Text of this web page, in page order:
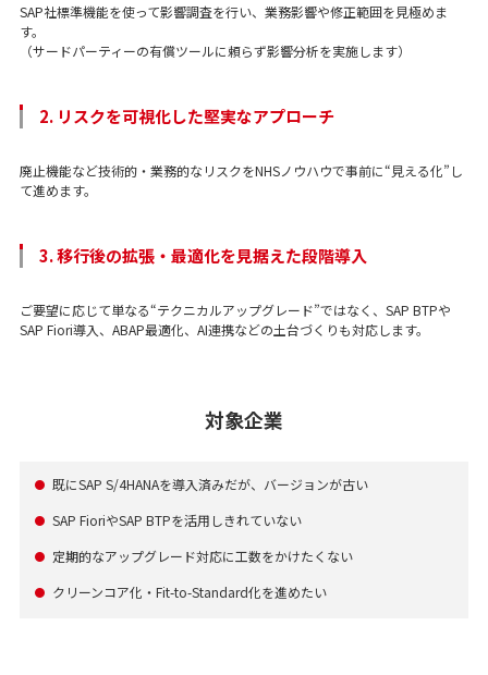
SAP社標準機能を使って影響調査を行い、業務影響や修正範囲を見極めま
す。
（サードパーティーの有償ツールに頼らず影響分析を実施します）
2. リスクを可視化した堅実なアプローチ
廃止機能など技術的・業務的なリスクをNHSノウハウで事前に“見える化”し
て進めます。
3. 移行後の拡張・最適化を見据えた段階導入
ご要望に応じて単なる“テクニカルアップグレード”ではなく、SAP BTPや
SAP Fiori導入、ABAP最適化、AI連携などの土台づくりも対応します。
対象企業
● 既にSAP S/4HANAを導入済みだが、バージョンが古い
● SAP FioriやSAP BTPを活用しきれていない
● 定期的なアップグレード対応に工数をかけたくない
● クリーンコア化・Fit-to-Standard化を進めたい